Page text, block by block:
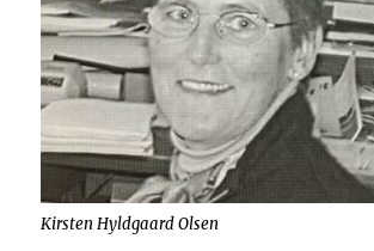
Kirsten Hyldgaard Olsen